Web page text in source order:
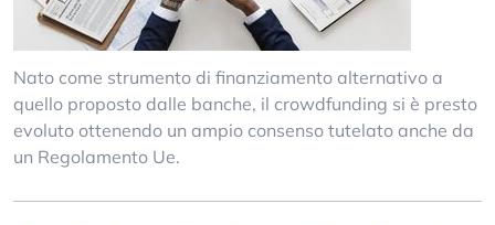
Nato come strumento di finanziamento alternativo a
quello proposto dalle banche, il crowdfunding si è presto
evoluto ottenendo un ampio consenso tutelato anche da
un Regolamento Ue.